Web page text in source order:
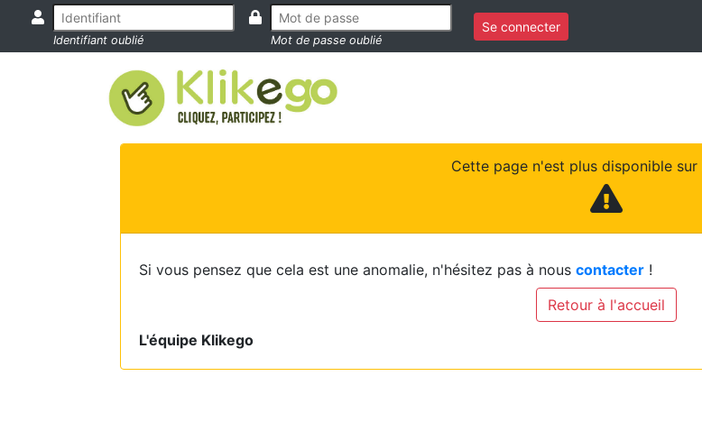
Identifiant oublié Mot de passe oublié
Se connecter
Cette page n'est plus disponible sur
Si vous pensez que cela est une anomalie, n'hésitez pas à nous contacter !
Retour à l'accueil
L'équipe Klikego